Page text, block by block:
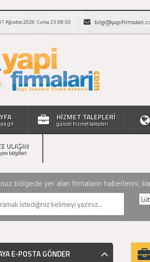
Ağustos 2026 Cuma 23:08:50
git
HİZMET TALEPLERİ
güncel hizmet talepleri
ULAŞIN
bilgileri
bölgede yer alan firmaların haberlerini,
E-POSTA GÖNDER